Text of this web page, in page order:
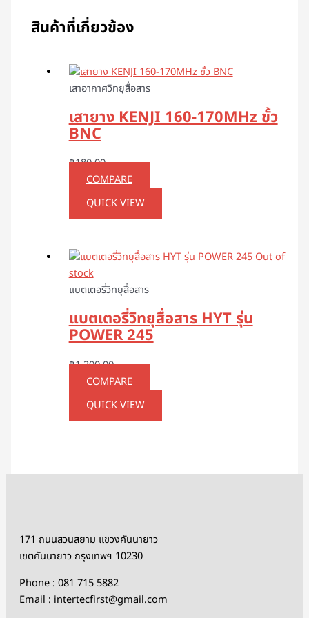
สินค้าที่เกี่ยวข้อง
เสาอากาศวิทยุสื่อสาร
เสายาง KENJI 160-170MHz ขั้ว
BNC
฿180.00
COMPARE
QUICK VIEW
Out of
stock
แบตเตอรี่วิทยุสื่อสาร
แบตเตอรี่วิทยุสื่อสาร HYT รุ่น
POWER 245
฿1,200.00
COMPARE
QUICK VIEW
171 ถนนสวนสยาม แขวงคันนายาว
เขตคันนายาว กรุงเทพฯ 10230
Phone : 081 715 5882
Email : intertecfirst@gmail.com